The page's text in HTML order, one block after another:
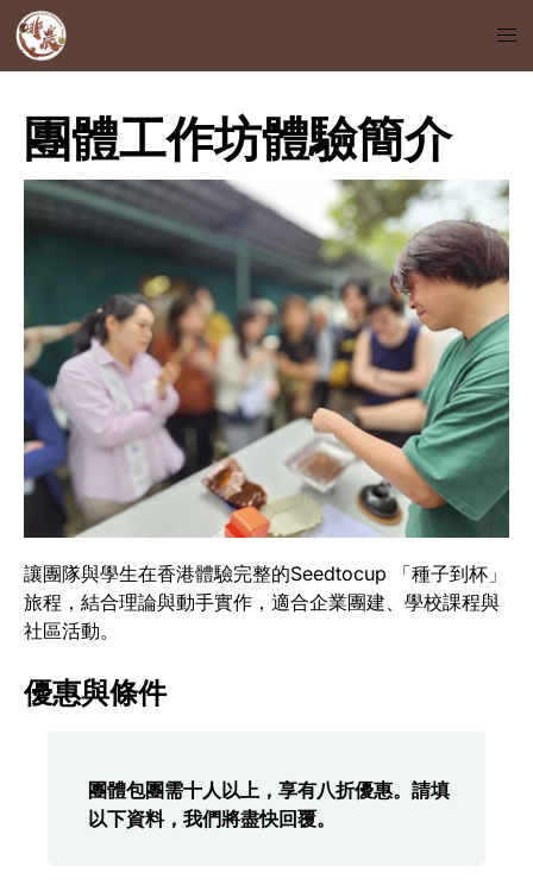
團體工作坊體驗簡介
讓團隊與學生在香港體驗完整的Seedtocup 「種子到杯」
旅程，結合理論與動手實作，適合企業團建、學校課程與
社區活動。
優惠與條件
團體包團需十人以上，享有八折優惠。請填
以下資料，我們將盡快回覆。